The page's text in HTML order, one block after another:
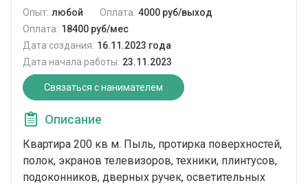
Опыт: любой Оплата: 4000 руб/выход
Оплата: 18400 руб/мес
Дата создания: 16.11.2023 года
Дата начала работы: 23.11.2023
Связаться с нанимателем
Описание
Квартира 200 кв м. Пыль, протирка поверхностей,
полок, экранов телевизоров, техники, плинтусов,
подоконников, дверных ручек, осветительных